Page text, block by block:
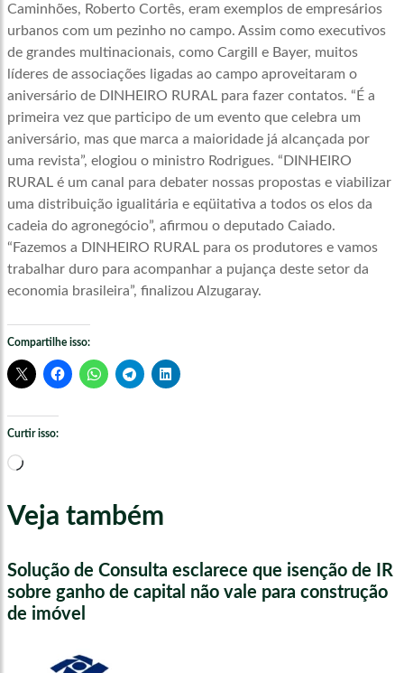
Caminhões, Roberto Cortês, eram exemplos de empresários
urbanos com um pezinho no campo. Assim como executivos
de grandes multinacionais, como Cargill e Bayer, muitos
líderes de associações ligadas ao campo aproveitaram o
aniversário de DINHEIRO RURAL para fazer contatos. “É a
primeira vez que participo de um evento que celebra um
aniversário, mas que marca a maioridade já alcançada por
uma revista”, elogiou o ministro Rodrigues. “DINHEIRO
RURAL é um canal para debater nossas propostas e viabilizar
uma distribuição igualitária e eqüitativa a todos os elos da
cadeia do agronegócio”, afirmou o deputado Caiado.
“Fazemos a DINHEIRO RURAL para os produtores e vamos
trabalhar duro para acompanhar a pujança deste setor da
economia brasileira”, finalizou Alzugaray.
Compartilhe isso:
Curtir isso:
Carregando...
Veja também
Solução de Consulta esclarece que isenção de IR
sobre ganho de capital não vale para construção
de imóvel